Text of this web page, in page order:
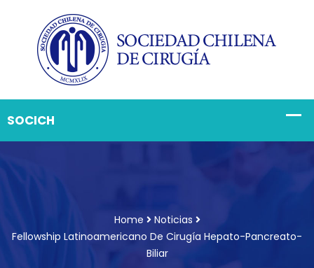
Home
Noticias
Fellowship Latinoamericano De Cirugía Hepato-Pancreato-
Biliar